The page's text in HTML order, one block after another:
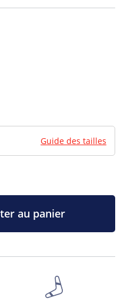
Guide des tailles
au panier